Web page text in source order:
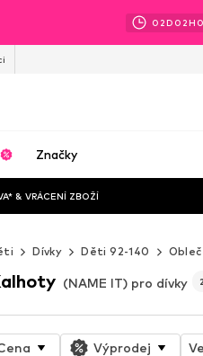
02D 02H
Značky
& VRÁCENÍ ZBOŽÍ
Dívky Děti 92-140
(NAME IT) pro dívky
Výprodej